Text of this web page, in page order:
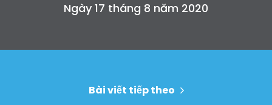
Ngày 17 tháng 8 năm 2020
Bài viết tiếp theo